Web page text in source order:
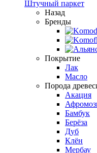
Штучный паркет
Назад
Бренды
Покрытие
Лак
Масло
Порода
Акация
Бамбук
Берёза
Дуб
Клён
Мербау